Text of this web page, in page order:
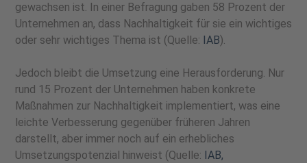
gewachsen ist. In einer Befragung gaben 58 Prozent der
Unternehmen an, dass Nachhaltigkeit für sie ein wichtiges
oder sehr wichtiges Thema ist (Quelle: IAB).
Jedoch bleibt die Umsetzung eine Herausforderung. Nur
rund 15 Prozent der Unternehmen haben konkrete
Maßnahmen zur Nachhaltigkeit implementiert, was eine
leichte Verbesserung gegenüber früheren Jahren
darstellt, aber immer noch auf ein erhebliches
Umsetzungspotenzial hinweist (Quelle: IAB,